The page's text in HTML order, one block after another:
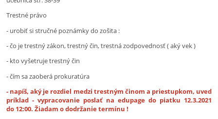
Trestné právo
- urobiť si stručné poznámky do zošita :
- čo je trestný zákon, trestný čin, trestná zodpovednosť ( aký vek )
- kto vyšetruje trestný čin
- čím sa zaoberá prokuratúra
- napíš, aký je rozdiel medzi trestným činom a priestupkom, uveď
príklad - vypracovanie poslať na edupage do piatku 12.3.2021
do 12:00. Žiadam o dodržanie termínu !